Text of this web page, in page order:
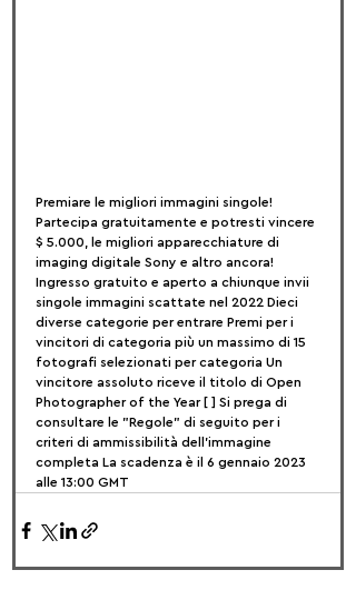
Premiare le migliori immagini singole!
Partecipa gratuitamente e potresti vincere
$ 5.000, le migliori apparecchiature di
imaging digitale Sony e altro ancora!
Ingresso gratuito e aperto a chiunque invii
singole immagini scattate nel 2022 Dieci
diverse categorie per entrare Premi per i
vincitori di categoria più un massimo di 15
fotografi selezionati per categoria Un
vincitore assoluto riceve il titolo di Open
Photographer of the Year [ ] Si prega di
consultare le "Regole" di seguito per i
criteri di ammissibilità dell'immagine
completa La scadenza è il 6 gennaio 2023
alle 13:00 GMT